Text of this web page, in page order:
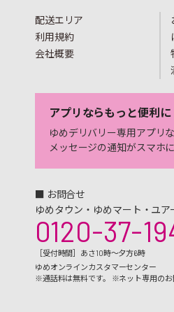
配送エリア
利用規約
会社概要
アプリならもっと便利に
ゆめデリバリー専用アプリな
メッセージの通知がスマホ
■ お問合せ
ゆめタウン・ゆめマート・ユア
0120-37-
［受付時間］あさ10時～夕方6時
ゆめオンラインカスタマーセンター
※通話料は無料です。 ※ネット専用のお